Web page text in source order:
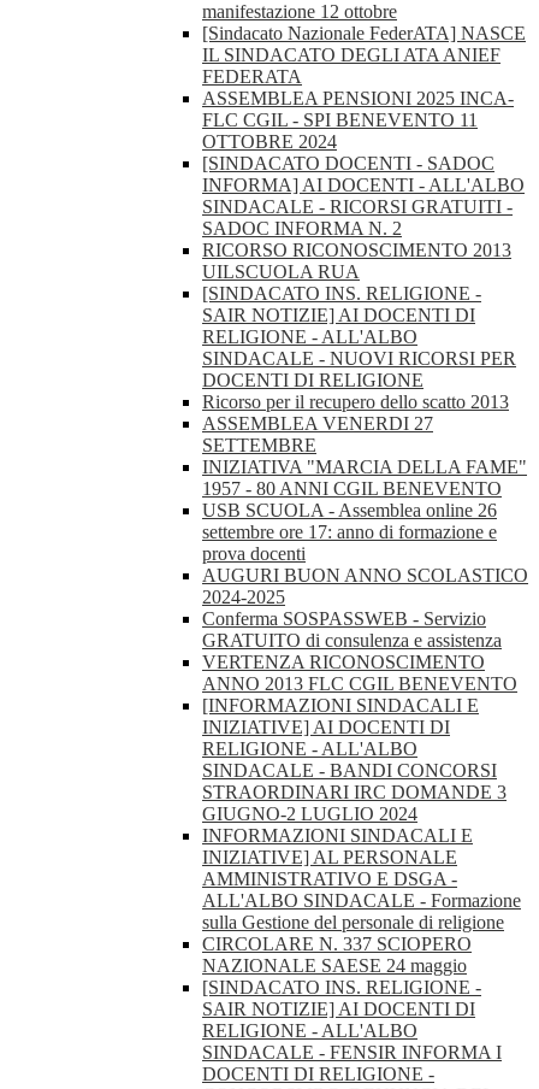
manifestazione 12 ottobre
[Sindacato Nazionale FederATA] NASCE
IL SINDACATO DEGLI ATA ANIEF
FEDERATA
ASSEMBLEA PENSIONI 2025 INCA-
FLC CGIL - SPI BENEVENTO 11
OTTOBRE 2024
[SINDACATO DOCENTI - SADOC
INFORMA] AI DOCENTI - ALL'ALBO
SINDACALE - RICORSI GRATUITI -
SADOC INFORMA N. 2
RICORSO RICONOSCIMENTO 2013
UILSCUOLA RUA
[SINDACATO INS. RELIGIONE -
SAIR NOTIZIE] AI DOCENTI DI
RELIGIONE - ALL'ALBO
SINDACALE - NUOVI RICORSI PER
DOCENTI DI RELIGIONE
Ricorso per il recupero dello scatto 2013
ASSEMBLEA VENERDI 27
SETTEMBRE
INIZIATIVA "MARCIA DELLA FAME"
1957 - 80 ANNI CGIL BENEVENTO
USB SCUOLA - Assemblea online 26
settembre ore 17: anno di formazione e
prova docenti
AUGURI BUON ANNO SCOLASTICO
2024-2025
Conferma SOSPASSWEB - Servizio
GRATUITO di consulenza e assistenza
VERTENZA RICONOSCIMENTO
ANNO 2013 FLC CGIL BENEVENTO
[INFORMAZIONI SINDACALI E
INIZIATIVE] AI DOCENTI DI
RELIGIONE - ALL'ALBO
SINDACALE - BANDI CONCORSI
STRAORDINARI IRC DOMANDE 3
GIUGNO-2 LUGLIO 2024
INFORMAZIONI SINDACALI E
INIZIATIVE] AL PERSONALE
AMMINISTRATIVO E DSGA -
ALL'ALBO SINDACALE - Formazione
sulla Gestione del personale di religione
CIRCOLARE N. 337 SCIOPERO
NAZIONALE SAESE 24 maggio
[SINDACATO INS. RELIGIONE -
SAIR NOTIZIE] AI DOCENTI DI
RELIGIONE - ALL'ALBO
SINDACALE - FENSIR INFORMA I
DOCENTI DI RELIGIONE -